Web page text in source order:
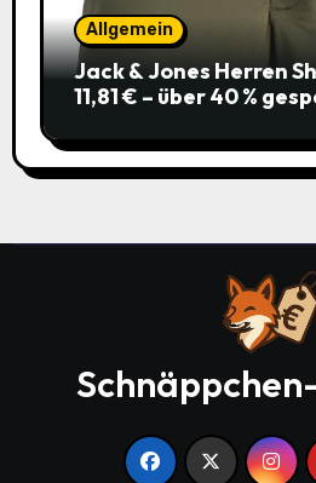
Allgemein
Jack & Jones Herren
11,81 € – über 40 %